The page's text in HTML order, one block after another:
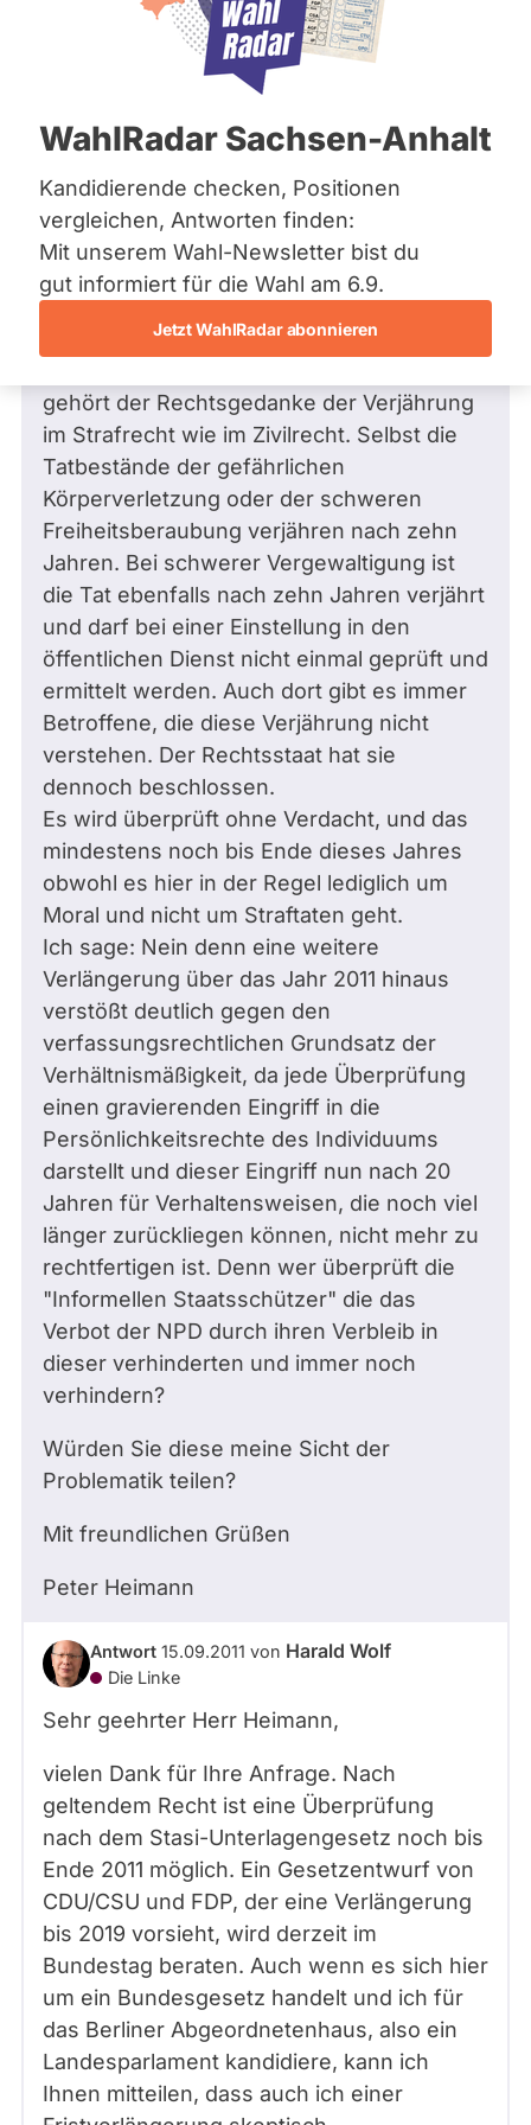
Bremen
Hamburg
Mecklenburg-Vorpommern
Nordrhein-Westfalen
Saarland
Sachsen
Sachsen-Anhalt
Sachsen-Anhalt
Schleswig-Holstein
Thüringen
Archiv
Über uns
WahlRadar Sachsen-Anhalt
Kandidierende checken, Positionen
vergleichen, Antworten finden:
Mit unserem Wahl-Newsletter bist du
gut informiert für die Wahl am 6.9.
Jetzt WahlRadar abonnieren
weil
aktive
hat.
12.09.2011
Frage an Harald Wolf vonPeter H.
bezüglich Recht
Werter Herr Harald Wolf,
1991 hat der Bundestag die Dauer der
Überprüfung von Mitarbeitern im
öffentlichen Dienst, auf Grundlage des
Stasiunterlagengesetzes, aus gutem Grund
gehört der Rechtsgedanke der Verjährung
im Strafrecht wie im Zivilrecht. Selbst die
Tatbestände der gefährlichen
Körperverletzung oder der schweren
Freiheitsberaubung verjähren nach zehn
Jahren. Bei schwerer Vergewaltigung ist
die Tat ebenfalls nach zehn Jahren verjährt
und darf bei einer Einstellung in den
öffentlichen Dienst nicht einmal geprüft und
ermittelt werden. Auch dort gibt es immer
Betroffene, die diese Verjährung nicht
verstehen. Der Rechtsstaat hat sie
dennoch beschlossen.
Es wird überprüft ohne Verdacht, und das
mindestens noch bis Ende dieses Jahres
obwohl es hier in der Regel lediglich um
Moral und nicht um Straftaten geht.
Ich sage: Nein denn eine weitere
Verlängerung über das Jahr 2011 hinaus
verstößt deutlich gegen den
verfassungsrechtlichen Grundsatz der
Verhältnismäßigkeit, da jede Überprüfung
einen gravierenden Eingriff in die
Persönlichkeitsrechte des Individuums
darstellt und dieser Eingriff nun nach 20
Jahren für Verhaltensweisen, die noch viel
länger zurückliegen können, nicht mehr zu
rechtfertigen ist. Denn wer überprüft die
"Informellen Staatsschützer" die das
Verbot der NPD durch ihren Verbleib in
dieser verhinderten und immer noch
verhindern?
Würden Sie diese meine Sicht der
Problematik teilen?
Mit freundlichen Grüßen
Peter Heimann
Antwort 15.09.2011 von Harald Wolf
Die Linke
Sehr geehrter Herr Heimann,
vielen Dank für Ihre Anfrage. Nach
geltendem Recht ist eine Überprüfung
nach dem Stasi-Unterlagengesetz noch bis
Ende 2011 möglich. Ein Gesetzentwurf von
CDU/CSU und FDP, der eine Verlängerung
bis 2019 vorsieht, wird derzeit im
Bundestag beraten. Auch wenn es sich hier
um ein Bundesgesetz handelt und ich für
das Berliner Abgeordnetenhaus, also ein
Landesparlament kandidiere, kann ich
Ihnen mitteilen, dass auch ich einer